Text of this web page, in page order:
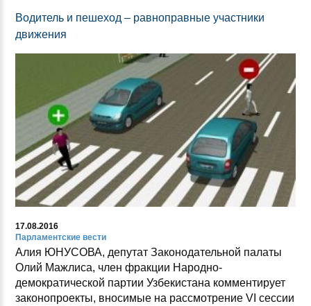
Водитель и пешеход – равноправные участники
движения
17.08.2016
Парламентские вести
Алия ЮНУСОВА, депутат Законодательной палаты
Олий Мажлиса, член фракции Народно-
демократической партии Узбекистана комментирует
законопроекты, вносимые на рассмотрение VI сессии